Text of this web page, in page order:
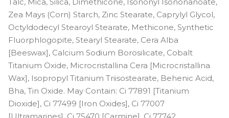
Zea Mays (Corn) Starch, Zinc Stearate, Caprylyl Glycol,
Octyldodecyl Stearoyl Stearate, Methicone, Synthetic
Fluorphlogopite, Stearyl Stearate, Cera Alba
[Beeswax], Calcium Sodium Borosilicate, Cobalt
Titanium Oxide, Microcristallina Cera [Microcristallina
Wax], Isopropyl Titanium Triisostearate, Behenic Acid,
Bha, Tin Oxide. May Contain: Ci 77891 [Titanium
Dioxide], Ci 77499 [Iron Oxides], Ci 77007